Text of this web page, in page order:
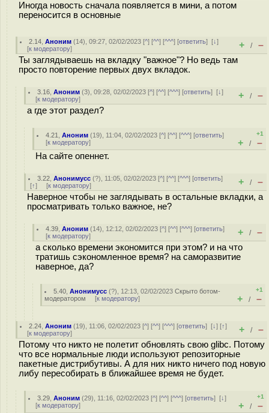
Иногда новость сначала появляется в мини, а потом
переносится в основные
2.14 ,Аноним (14), 09:27, 02/02/2023 [^] [^^] [^^^] [ответить][↓]
[к модератору] + / –
Ты заглядываешь на вкладку "важное"? Но ведь там
просто повторение первых двух вкладок.
3.16 ,Аноним (3), 09:28, 02/02/2023 [^] [^^] [^^^] [ответить][↓]
[к модератору] + / –
а где этот раздел?
4.21 ,Аноним (19), 11:04, 02/02/2023 [^] [^^] [^^^] [ответить]
[к модератору]
+1
+ / –
На сайте опеннет.
3.22 ,Анонимусс (?), 11:05, 02/02/2023 [^] [^^] [^^^] [ответить]
[↑] [к модератору] + / –
Наверное чтобы не заглядывать в остальные вкладки, а
просматривать только важное, не?
4.39 ,Аноним (14), 12:12, 02/02/2023 [^] [^^] [^^^] [ответить]
[к модератору] + / –
а сколько времени экономится при этом? и на что
тратишь сэкономленное время? на саморазвитие
наверное, да?
5.40 ,Анонимусс (?), 12:13, 02/02/2023Скрыто ботом-
модератором [к модератору]
+1
+ / –
2.24 ,Аноним (19), 11:06, 02/02/2023 [^] [^^] [^^^] [ответить][↓] [↑]
[к модератору] + / –
Потому что никто не полетит обновлять свою glibc. Потому
что все нормальные люди используют репозиторные
пакетные дистрибутивы. А для них никто ничего под новую
либу пересобирать в ближайшее время не будет.
3.29 ,Аноним (29), 11:16, 02/02/2023 [^] [^^] [^^^] [ответить][↓]
[к модератору]
+1
+ / –